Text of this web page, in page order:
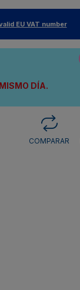
EU VAT number
DÍA.
COMPARAR